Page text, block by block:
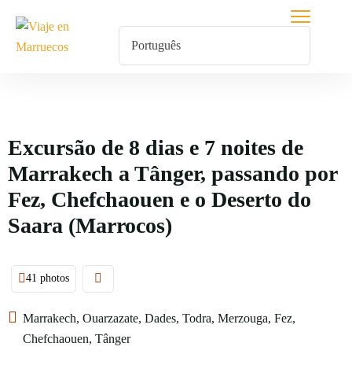
Excursão de 8 dias e 7 noites de
Marrakech a Tânger, passando por
Fez, Chefchaouen e o Deserto do
Saara (Marrocos)
41 photos
Marrakech, Ouarzazate, Dades, Todra, Merzouga, Fez,
Chefchaouen, Tânger